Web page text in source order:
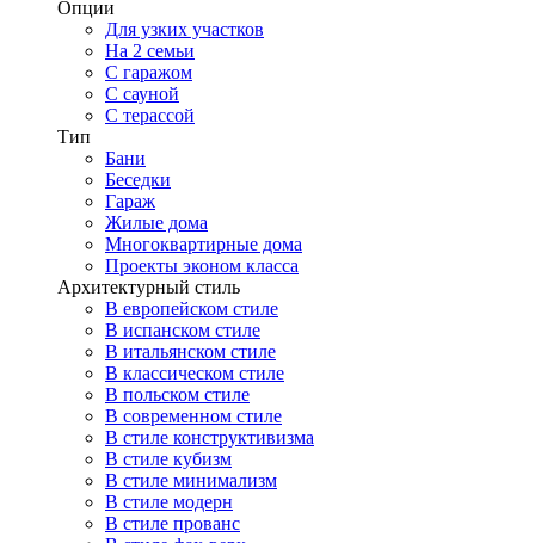
Опции
Для узких участков
На 2 семьи
С гаражом
С сауной
С терассой
Тип
Бани
Беседки
Гараж
Жилые дома
Многоквартирные дома
Проекты эконом класса
Архитектурный стиль
В европейском стиле
В испанском стиле
В итальянском стиле
В классическом стиле
В польском стиле
В современном стиле
В стиле конструктивизма
В стиле кубизм
В стиле минимализм
В стиле модерн
В стиле прованс